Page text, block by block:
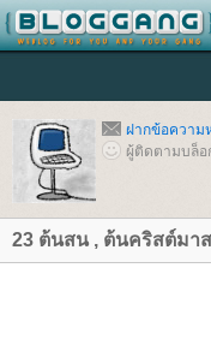
ฝากข้อความ
ผู้ติดตามบล็อ
23 ต้นสน , ต้นคริสต์มาส